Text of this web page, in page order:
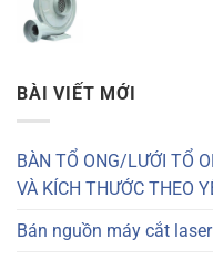
BÀI VIẾT MỚI
BÀN TỔ ONG/LƯỚI TỔ
VÀ KÍCH THƯỚC THEO
Bán nguồn máy cắt